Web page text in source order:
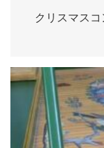
クリスマス